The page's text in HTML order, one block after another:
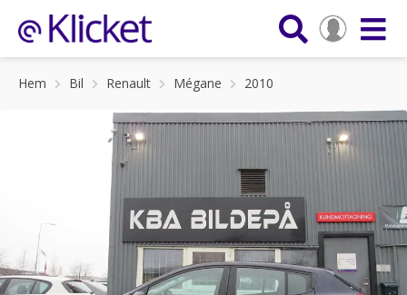
Hem Bil Renault Mégane 2010